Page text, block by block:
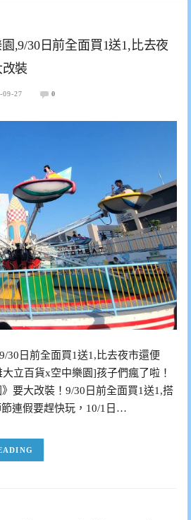
,9/30日前全面買1送1,比去夜
裝
09-27 0
30日前全面買1送1,比去夜市還便
立百貨x空中樂園]孩子們瘋了啦！
要大改裝！9/30日前全面買1送1,搭
連假要趕快玩，10/1日…